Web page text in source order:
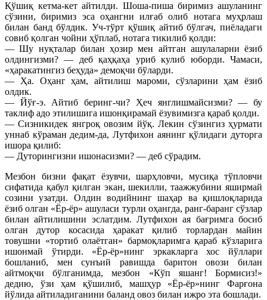
Қўшиқ кетма-кет айтилди. Шоша-пиша биримиз ашуланинг
сўзини, биримиз эса оҳангни илғаб олиб нотага муҳрлаш
билан банд бўлдик. Уч-тўрт қўшиқ айтиб бўлгач, пиёладаги
совиб қолган чойни ҳўплаб, нотага тикилиб қолди:
— Шу нуқталар билан ҳозир мен айтган ашулаларни ёзиб
олдингизми? — деб қаҳқаҳа уриб кулиб юборди. Чамаси,
«ҳаракатингиз беҳуда» демоқчи бўларди.
— Ҳа. Оҳанг ҳам, айтилиш мароми, сўзларини ҳам ёзиб
олдик.
— Йўғ-э. Айтиб беринг-чи? Ҳеч янглишмайсизми? — бу
таклиф адо этилишига ишонқирамай ёзувимизга қараб қолди.
— Сизникидек янгроқ овозим йўқ. Лекин сўзингиз ҳурмати
уннаб кўраман дедим-да, Лутфихон аянинг қўлидаги дуторга
ишора қилиб:
— Дуторингизни ишонасизми? — деб сўрадим.
Мезбон бизни фақат ёзувчи, шарҳловчи, мусиқа тўпловчи
сифатида қабул қилган экан, шекилли, таажжубини яширмай
созини узатди. Олдин водийнинг шаҳар ва қишлоқларида
ёзиб олган «Ёр-ёр» ашуласи турли оҳангда, ранг-баранг сўзлар
билан айтилишини эслатдим. Лутфихон ая бағримга босиб
олган дутор косасида ҳаракат қилиб торлардан майин
товушни «тортиб олаётган» бармоқларимга қараб кўзларига
ишонмай ўтирди. «Ёр-ёр»нинг эркакларга хос йўллари
бошланиб, мен сунъий равишда баритон овози билан
айтмоқчи бўлганимда, мезбон «Кўп яшанг! Бормисиз!»
дедию, ўзи ҳам қўшилиб, машҳур «Ёр-ёр»нинг Фарғона
йўлида айтиладиганини баланд овоз билан ижро эта бошлади.